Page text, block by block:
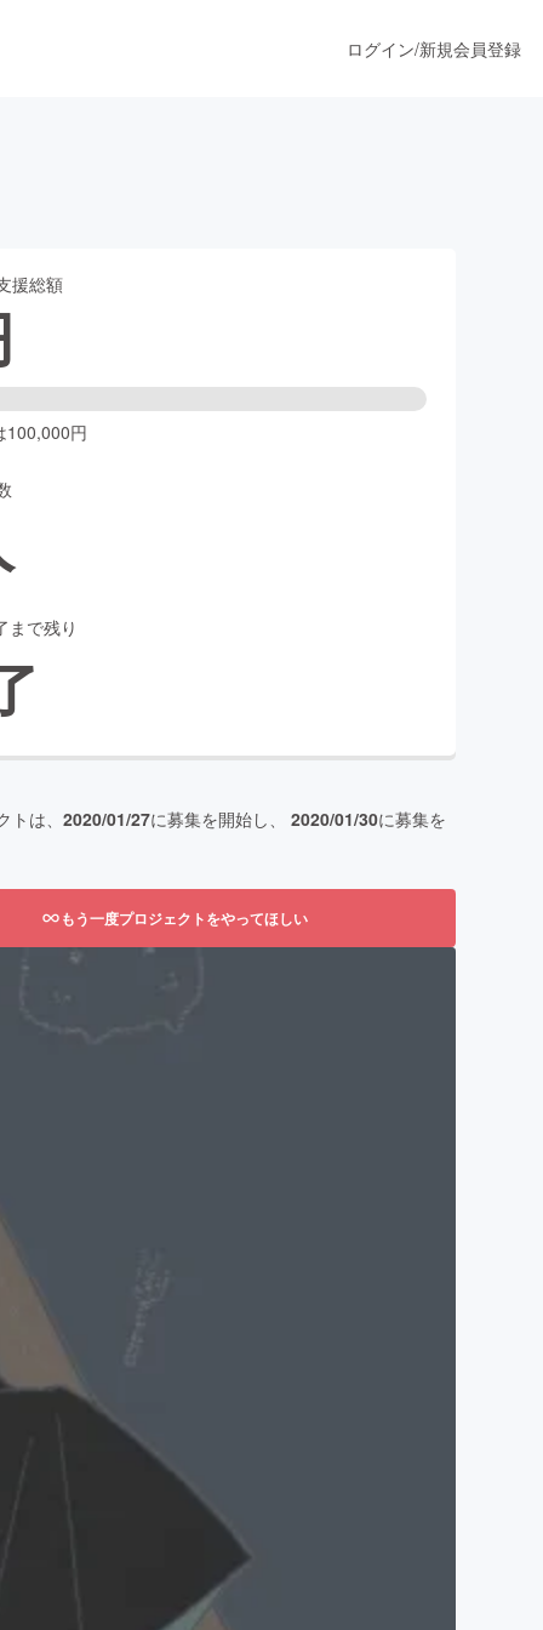
ログイン/新規会員登録
援総額
100,000円
まで残り
は、 2020/01/27に募集を開始し、 2020/01/30に募集を
もう一度プロジェクトをやってほしい